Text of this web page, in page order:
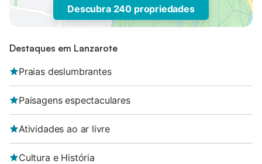
Descubra 240 propriedades
Destaques em Lanzarote
Praias deslumbrantes
Paisagens espectaculares
Atividades ao ar livre
Cultura e História